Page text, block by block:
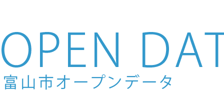
Skip to main content